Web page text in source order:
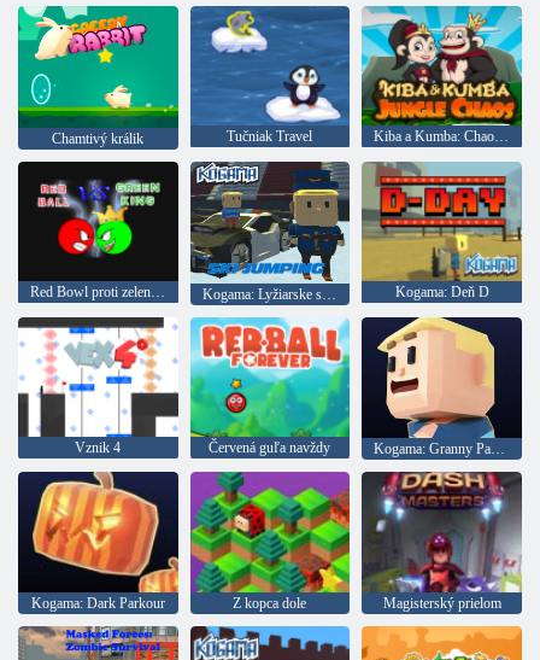
Chamtivý králik Tučniak Travel Kiba a Kumba: Chaos v džungli
Red Bowl proti zelenej kráľa Kogama: Lyžiarske skoky! Kogama: Deň D
Vznik 4 Červená guľa navždy Kogama: Granny Parkour
Kogama: Dark Parkour Z kopca dole Magisterský prielom